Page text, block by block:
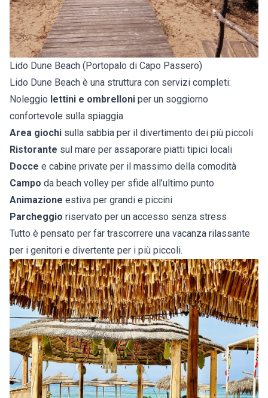
Lido Dune Beach (Portopalo di Capo Passero)
Lido Dune Beach è una struttura con servizi completi:
Noleggio lettini e ombrelloni per un soggiorno
confortevole sulla spiaggia
Area giochi sulla sabbia per il divertimento dei più piccoli
Ristorante sul mare per assaporare piatti tipici locali
Docce e cabine private per il massimo della comodità
Campo da beach volley per sfide all’ultimo punto
Animazione estiva per grandi e piccini
Parcheggio riservato per un accesso senza stress
Tutto è pensato per far trascorrere una vacanza rilassante
per i genitori e divertente per i più piccoli.